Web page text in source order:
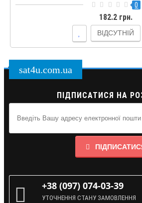
0
182.2 грн.
ВІДСУТНІЙ
sat4u.com.ua
ПІДПИСАТИСЯ НА
+38 (097) 074-03-39
УТОЧНЕННЯ СТАНУ ЗАМОВЛЕННЯ